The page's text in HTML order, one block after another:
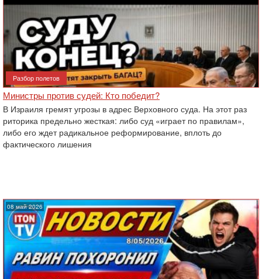
Разбор полетов
Министры против судей: Кто победит?
В Израиля гремят угрозы в адрес Верховного суда. На этот раз
риторика предельно жесткая: либо суд «играет по правилам»,
либо его ждет радикальное реформирование, вплоть до
фактического лишения
08 май 2026